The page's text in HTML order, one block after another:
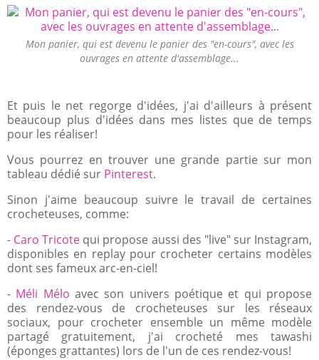
Mon panier, qui est devenu le panier des "en-cours", avec les
ouvrages en attente d'assemblage...
Et puis le net regorge d'idées, j'ai d'ailleurs à présent
beaucoup plus d'idées dans mes listes que de temps
pour les réaliser!
Vous pourrez en trouver une grande partie sur mon
tableau dédié sur Pinterest.
Sinon j'aime beaucoup suivre le travail de certaines
crocheteuses, comme:
- Caro Tricote qui propose aussi des "live" sur Instagram,
disponibles en replay pour crocheter certains modèles
dont ses fameux arc-en-ciel!
- Méli Mélo avec son univers poétique et qui propose
des rendez-vous de crocheteuses sur les réseaux
sociaux, pour crocheter ensemble un même modèle
partagé gratuitement, j'ai crocheté mes tawashi
(éponges grattantes) lors de l'un de ces rendez-vous!